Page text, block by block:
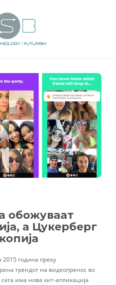
обожуваат
а Цукерберг
2015 година преку
трендот на видеопренос во
има нова хит-апликација